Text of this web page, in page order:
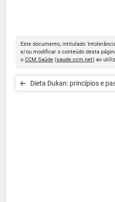
Este documento, intitulado
e/ou modificar o conteúdo desta
o CCM Saúde (saude.ccm.net) ao
Dieta Dukan: princípios e